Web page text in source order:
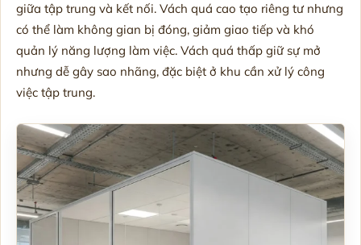
giữa tập trung và kết nối. Vách quá cao tạo riêng tư nhưng
có thể làm không gian bị đóng, giảm giao tiếp và khó
quản lý năng lượng làm việc. Vách quá thấp giữ sự mở
nhưng dễ gây sao nhãng, đặc biệt ở khu cần xử lý công
việc tập trung.